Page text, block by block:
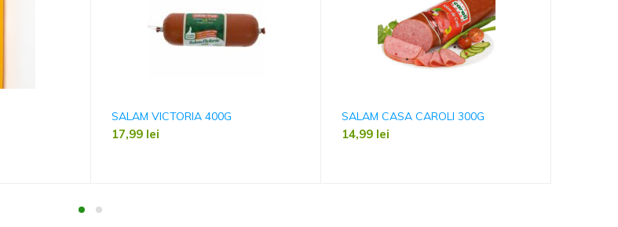
SALAM VICTORIA 400G
17,99 lei
SALAM CASA CAROLI 300G
14,99 lei